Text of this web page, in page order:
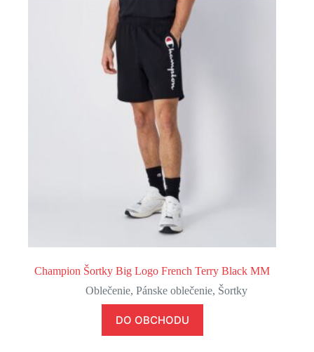
Champion Šortky Big Logo French Terry Black MM
Oblečenie, Pánske oblečenie, Šortky
DO OBCHODU